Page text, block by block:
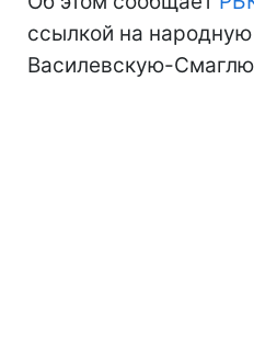
ссылкой на
Василевскую-